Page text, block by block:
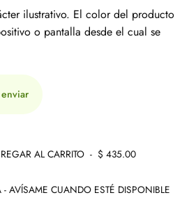
ilustrativo. El color del producto
o pantalla desde el cual se
AL CARRITO - $ 435.00
AVÍSAME CUANDO ESTÉ DISPONIBLE